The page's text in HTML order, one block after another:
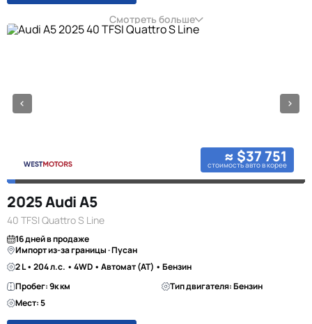
Смотреть больше
≈ $37 751
стоимость авто в корее
2025 Audi A5
40 TFSI Quattro S Line
16 дней в продаже
Импорт из-за границы · Пусан
2 L • 204 л.с. • 4WD • Автомат (AT) • Бензин
Пробег: 9к км
Тип двигателя: Бензин
Мест: 5